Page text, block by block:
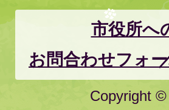
市役所へ
お問合わせフォ
Copyright